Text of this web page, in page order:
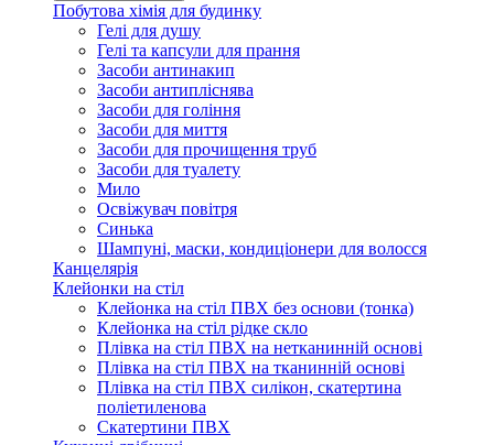
Побутова хімія для будинку
Гелі для душу
Гелі та капсули для прання
Засоби антинакип
Засоби антипліснява
Засоби для гоління
Засоби для миття
Засоби для прочищення труб
Засоби для туалету
Мило
Освіжувач повітря
Синька
Шампуні, маски, кондиціонери для волосся
Канцелярія
Клейонки на стіл
Клейонка на стіл ПВХ без основи (тонка)
Клейонка на стіл рідке скло
Плівка на стіл ПВХ на нетканинній основі
Плівка на стіл ПВХ на тканинній основі
Плівка на стіл ПВХ силікон, скатертина
поліетиленова
Скатертини ПВХ